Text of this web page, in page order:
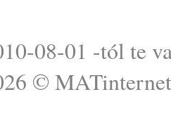
08-01 -tól te
© MATinternet